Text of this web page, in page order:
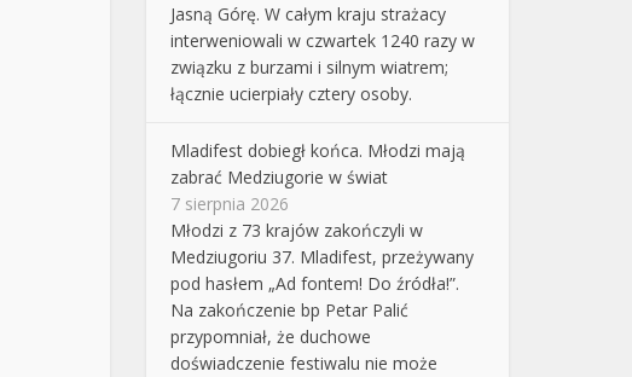
Jasną Górę. W całym kraju strażacy
interweniowali w czwartek 1240 razy w
związku z burzami i silnym wiatrem;
łącznie ucierpiały cztery osoby.
Mladifest dobiegł końca. Młodzi mają
zabrać Medziugorie w świat
7 sierpnia 2026
Młodzi z 73 krajów zakończyli w
Medziugoriu 37. Mladifest, przeżywany
pod hasłem „Ad fontem! Do źródła!”.
Na zakończenie bp Petar Palić
przypomniał, że duchowe
doświadczenie festiwalu nie może